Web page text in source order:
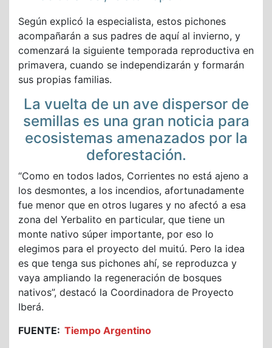
Según explicó la especialista, estos pichones
acompañarán a sus padres de aquí al invierno, y
comenzará la siguiente temporada reproductiva en
primavera, cuando se independizarán y formarán
sus propias familias.
La vuelta de un ave dispersor de
semillas es una gran noticia para
ecosistemas amenazados por la
deforestación.
“Como en todos lados, Corrientes no está ajeno a
los desmontes, a los incendios, afortunadamente
fue menor que en otros lugares y no afectó a esa
zona del Yerbalito en particular, que tiene un
monte nativo súper importante, por eso lo
elegimos para el proyecto del muitú. Pero la idea
es que tenga sus pichones ahí, se reproduzca y
vaya ampliando la regeneración de bosques
nativos”, destacó la Coordinadora de Proyecto
Iberá.
FUENTE: Tiempo Argentino